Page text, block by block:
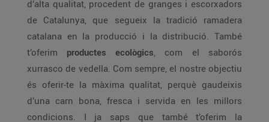
d’alta qualitat, procedent de granges i escorxadors
de Catalunya, que segueix la tradició ramadera
catalana en la producció i la distribució. També
t’oferim productes ecològics, com el saborós
xurrasco de vedella. Com sempre, el nostre objectiu
és oferir-te la màxima qualitat, perquè gaudeixis
d’una carn bona, fresca i servida en les millors
condicions. I ja saps que també t’oferim la